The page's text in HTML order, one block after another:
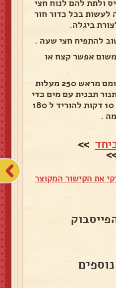
ולתת להם לנוח חצי
בכל כדור חור
ביגלה.
להתפיח חצי שעה .
אפשר קצח או
לאפות בתנור שחומם מראש 250 מעלות
תבנית עם מים כדי
ליצור עדים אחרי 10 דקות להוריד ל 180
.
>>
את הקישור המקוצר